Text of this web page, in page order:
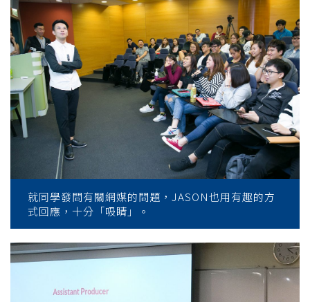
就同學發問有關網媒的問題，JASON也用有趣的方
式回應，十分「吸睛」。